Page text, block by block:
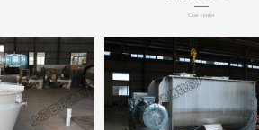
Case center